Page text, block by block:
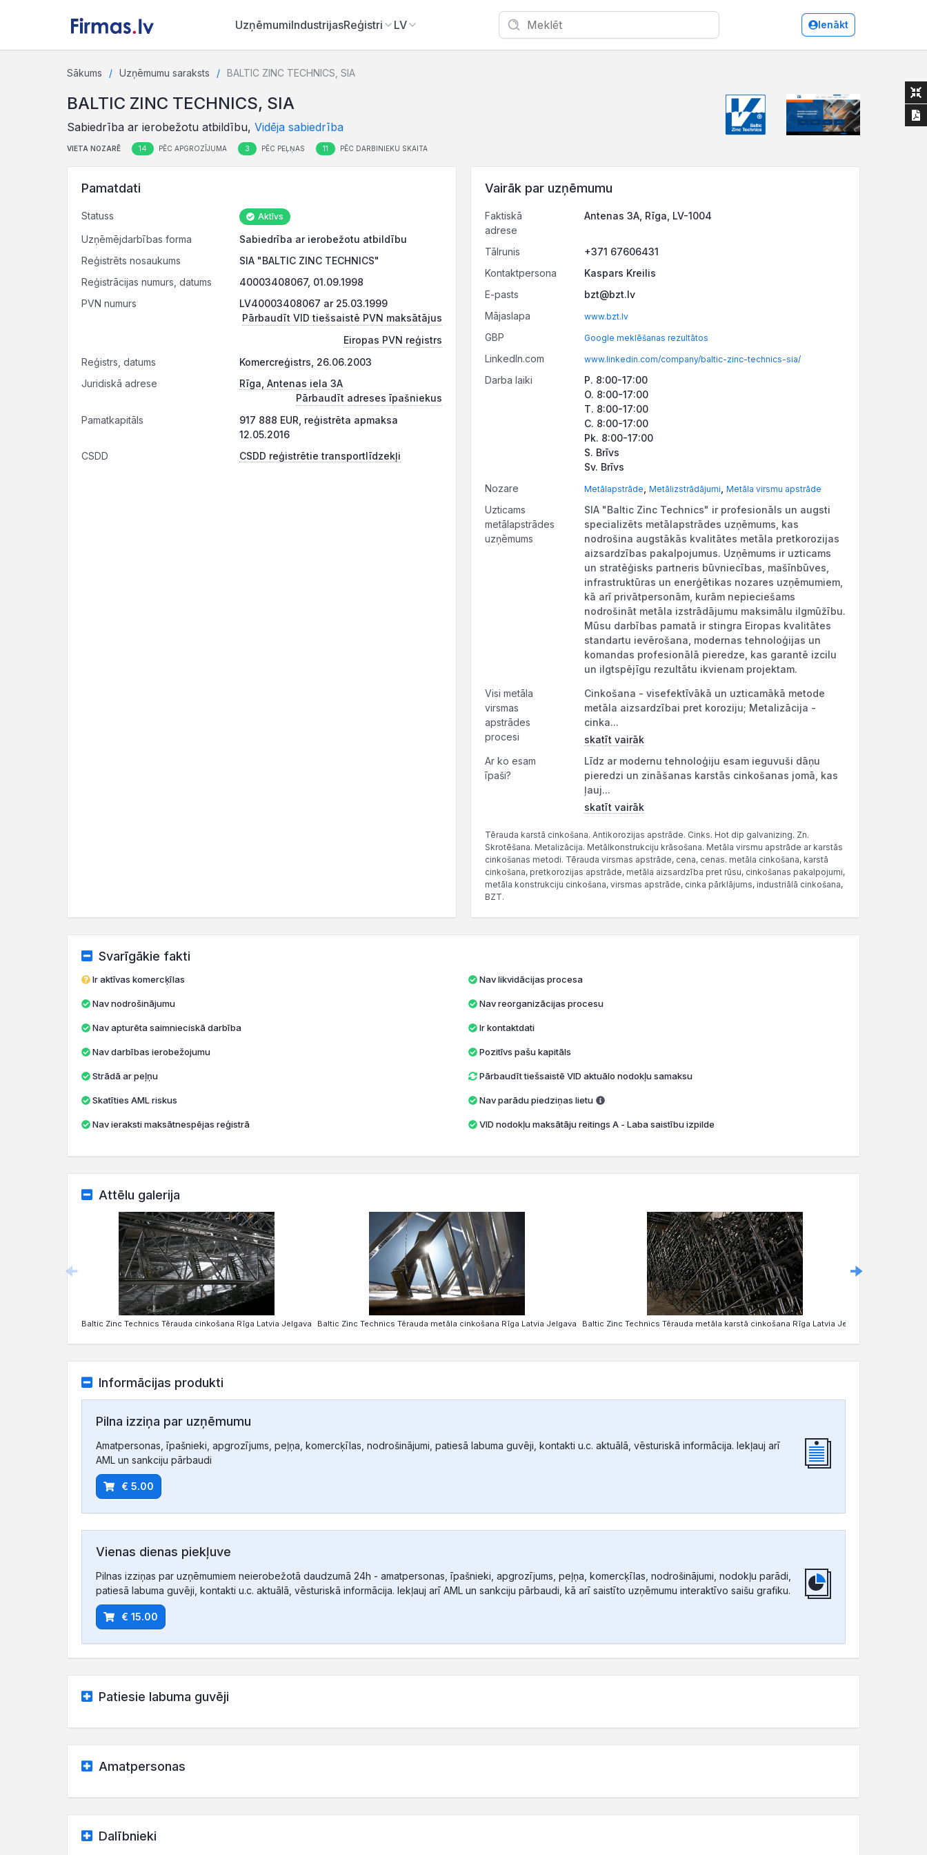
UzņēmumiIndustrijasReģistri LV Ienākt
Sākums Uzņēmumu saraksts BALTIC ZINC TECHNICS, SIA
BALTIC ZINC TECHNICS, SIA
Sabiedrība ar ierobežotu atbildību, Vidēja sabiedrība
VIETA NOZARĒ 14 PĒC APGROZĪJUMA 3 PĒC PEĻŅAS 11 PĒC DARBINIEKU SKAITA
Pamatdati
Statuss Aktīvs
Uzņēmējdarbības forma
Sabiedrība ar ierobežotu atbildību
Reģistrēts nosaukums
SIA "BALTIC ZINC TECHNICS"
Reģistrācijas numurs, datums
40003408067, 01.09.1998
PVN numurs
LV40003408067 ar 25.03.1999
Pārbaudīt VID tiešsaistē PVN maksātājus
Eiropas PVN reģistrs
Reģistrs, datums
Komercreģistrs, 26.06.2003
Juridiskā adrese
Rīga, Antenas iela 3A
Pārbaudīt adreses īpašniekus
Pamatkapitāls
917 888 EUR, reģistrēta apmaksa
12.05.2016
CSDD
CSDD reģistrētie transportlīdzekļi
Vairāk par uzņēmumu
Faktiskā
adrese
Antenas 3A, Rīga, LV-1004
Tālrunis
+371 67606431
Kontaktpersona
Kaspars Kreilis
E-pasts
bzt@bzt.lv
Mājaslapa
www.bzt.lv
GBP Google meklēšanas rezultātos
LinkedIn.com www.linkedin.com/company/baltic-zinc-technics-sia/
Darba laiki
P. 8:00-17:00
O. 8:00-17:00
T. 8:00-17:00
C. 8:00-17:00
Pk. 8:00-17:00
S. Brīvs
Sv. Brīvs
Nozare
Metālapstrāde Metālizstrādājumi Metāla virsmu apstrāde
Uzticams
metālapstrādes
uzņēmums
SIA "Baltic Zinc Technics" ir profesionāls un augsti
specializēts metālapstrādes uzņēmums, kas
nodrošina augstākās kvalitātes metāla pretkorozijas
aizsardzības pakalpojumus. Uzņēmums ir uzticams
un stratēģisks partneris būvniecības, mašīnbūves,
infrastruktūras un enerģētikas nozares uzņēmumiem,
kā arī privātpersonām, kurām nepieciešams
nodrošināt metāla izstrādājumu maksimālu ilgmūžību.
Mūsu darbības pamatā ir stingra Eiropas kvalitātes
standartu ievērošana, modernas tehnoloģijas un
komandas profesionālā pieredze, kas garantē izcilu
un ilgtspējīgu rezultātu ikvienam projektam.
Visi metāla
virsmas
apstrādes
procesi
Cinkošana - visefektīvākā un uzticamākā metode
metāla aizsardzībai pret koroziju; Metalizācija -
cinka...
skatīt vairāk
Ar ko esam
īpaši?
Līdz ar modernu tehnoloģiju esam ieguvuši dāņu
pieredzi un zināšanas karstās cinkošanas jomā, kas
ļauj...
skatīt vairāk
Tērauda karstā cinkošana. Antikorozijas apstrāde. Cinks. Hot dip galvanizing. Zn.
Skrotēšana. Metalizācija. Metālkonstrukciju krāsošana. Metāla virsmu apstrāde ar karstās
cinkošanas metodi. Tērauda virsmas apstrāde, cena, cenas. metāla cinkošana, karstā
cinkošana, pretkorozijas apstrāde, metāla aizsardzība pret rūsu, cinkošanas pakalpojumi,
metāla konstrukciju cinkošana, virsmas apstrāde, cinka pārklājums, industriālā cinkošana,
BZT.
Svarīgākie fakti
Ir aktīvas komercķīlas
Nav nodrošinājumu
Nav apturēta saimnieciskā darbība
Nav darbības ierobežojumu
Strādā ar peļņu
Skatīties AML riskus
Nav ieraksti maksātnespējas reģistrā
Nav likvidācijas procesa
Nav reorganizācijas procesu
Ir kontaktdati
Pozitīvs pašu kapitāls
Pārbaudīt tiešsaistē VID aktuālo nodokļu samaksu
Nav parādu piedziņas lietu
VID nodokļu maksātāju reitings A - Laba saistību izpilde
Attēlu galerija
Baltic Zinc Technics Tērauda cinkošana Rīga Latvia Jelgava Baltic Zinc Technics Tērauda metāla cinkošana Rīga Latvia Jelgava Baltic Zinc Technics Tērauda metāla karstā cinkošana Rīga Latvia Jelgava
Informācijas produkti
Pilna izziņa par uzņēmumu
Amatpersonas, īpašnieki, apgrozījums, peļņa, komercķīlas, nodrošinājumi, patiesā labuma guvēji, kontakti u.c. aktuālā, vēsturiskā informācija. Iekļauj arī
AML un sankciju pārbaudi
€ 5.00
Vienas dienas piekļuve
Pilnas izziņas par uzņēmumiem neierobežotā daudzumā 24h - amatpersonas, īpašnieki, apgrozījums, peļņa, komercķīlas, nodrošinājumi, nodokļu parādi,
patiesā labuma guvēji, kontakti u.c. aktuālā, vēsturiskā informācija. Iekļauj arī AML un sankciju pārbaudi, kā arī saistīto uzņēmumu interaktīvo saišu grafiku.
€ 15.00
Patiesie labuma guvēji
Amatpersonas
Dalībnieki